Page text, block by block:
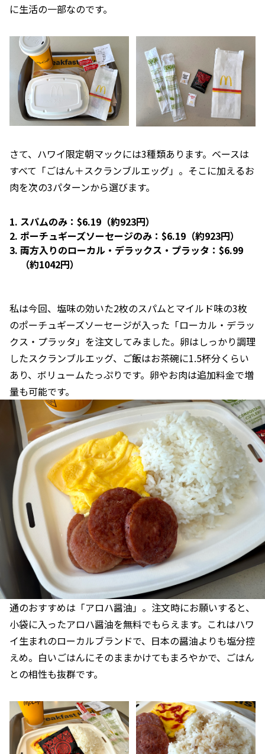
に生活の一部なのです。
さて、ハワイ限定朝マックには3種類あります。ベースは
すべて「ごはん＋スクランブルエッグ」。そこに加えるお
肉を次の3パターンから選びます。
スパムのみ：$6.19（約923円）
ポーチュギーズソーセージのみ：$6.19（約923円）
両方入りのローカル・デラックス・プラッタ：$6.99
（約1042円）
私は今回、塩味の効いた2枚のスパムとマイルド味の3枚
のポーチュギーズソーセージが入った「ローカル・デラッ
クス・プラッタ」を注文してみました。卵はしっかり調理
したスクランブルエッグ、ご飯はお茶碗に1.5杯分くらい
あり、ボリュームたっぷりです。卵やお肉は追加料金で増
量も可能です。
通のおすすめは「アロハ醤油」。注文時にお願いすると、
小袋に入ったアロハ醤油を無料でもらえます。これはハワ
イ生まれのローカルブランドで、日本の醤油よりも塩分控
えめ。白いごはんにそのままかけてもまろやかで、ごはん
との相性も抜群です。